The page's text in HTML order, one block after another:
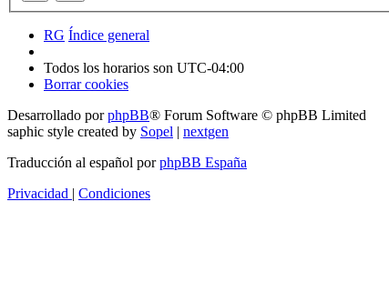
RG Índice general
Todos los horarios son UTC-04:00
Borrar cookies
Desarrollado porphpBB® Forum Software © phpBB Limited
saphic style created by Sopel | nextgen
Traducción al español porphpBB España
Privacidad | Condiciones